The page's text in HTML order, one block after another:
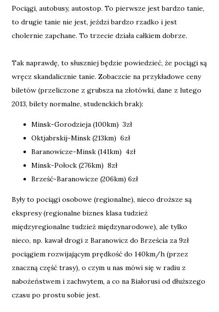
Pociągi, autobusy, autostop. To pierwsze jest bardzo tanie,
to drugie tanie nie jest, jeździ bardzo rzadko i jest
cholernie zapchane. To trzecie działa całkiem dobrze.
Tak naprawdę, to słuszniej będzie powiedzieć, że pociągi są
wręcz skandalicznie tanie. Zobaczcie na przykładowe ceny
biletów (przeliczone z grubsza na złotówki, dane z lutego
2013, bilety normalne, studenckich brak):
Minsk-Gorodzieja (100km) 3zł
Oktjabrskij-Minsk (213km) 6zł
Baranowicze-Minsk (141km) 4zł
Minsk-Połock (276km) 8zł
Brześć-Baranowicze (206km) 6zł
Były to pociągi osobowe (regionalne), nieco droższe są
ekspresy (regionalne biznes klasa tudzież
międzyregionalne tudzież międzynarodowe), ale tylko
nieco, np. kawał drogi z Baranowicz do Brześcia za 9zł
pociągiem rozwijającym prędkość do 140km/h (przez
znaczną część trasy), o czym u nas mówi się w radiu z
nabożeństwem i zachwytem, a co na Białorusi od dłuższego
czasu po prostu sobie jest.